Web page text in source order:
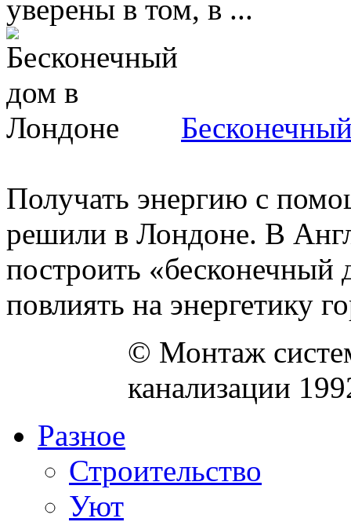
уверены в том, в ...
Получать энергию с
решили в Лондоне. В
построить
повлиять на энергетику
© Монтаж
канализации
Разное
Строительство
Уют